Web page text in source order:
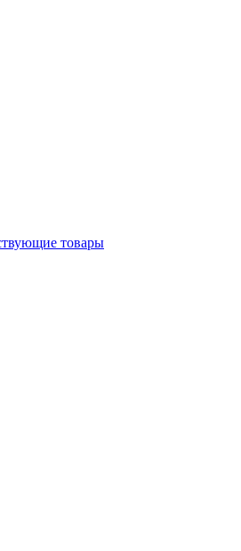
товары